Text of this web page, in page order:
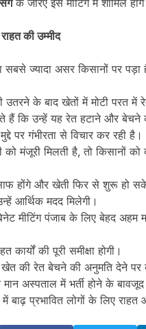
के जरिए इस मीटिंग में शामिल
की उम्मीद
सबसे ज्यादा असर किसानों पर पड़ा
उतरने के बाद खेतों में मोटी परत में
हैं कि उन्हें यह रेत हटाने और बेचने
पर गंभीरता से विचार कर रही है।
को मंजूरी मिलती है, तो किसानों को
होंगे और खेती फिर से शुरू हो
आर्थिक मदद मिलेगी।
मीटिंग पंजाब के लिए बेहद अहम
कार्यों की पूरी समीक्षा होगी।
खेत की रेत बेचने की अनुमति देने पर
अस्पताल में भर्ती होने के
में बाढ़ प्रभावित लोगों के लिए